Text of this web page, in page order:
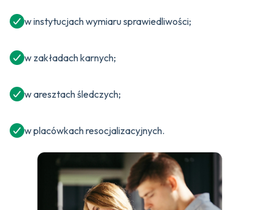
w instytucjach wymiaru sprawiedliwości;
w zakładach karnych;
w aresztach śledczych;
w placówkach resocjalizacyjnych.